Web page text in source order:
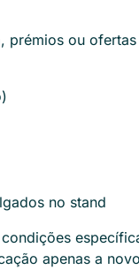
ou
no stand
apenas a